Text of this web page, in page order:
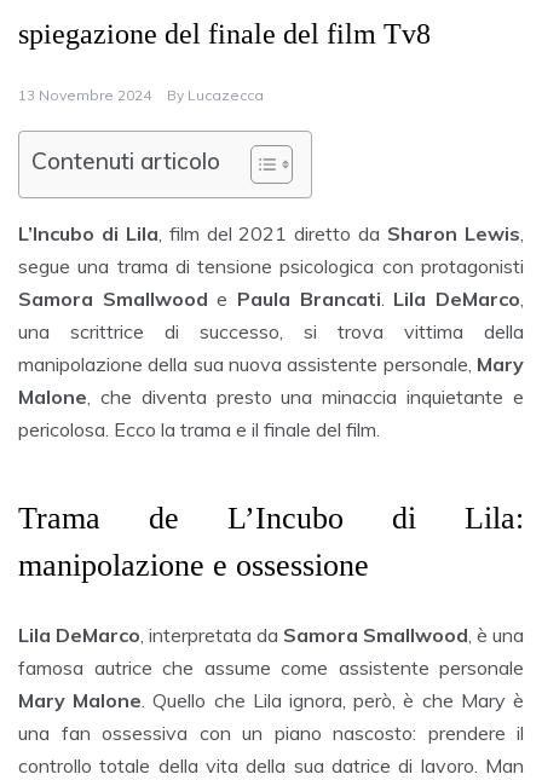
spiegazione del finale del film Tv8
13 Novembre 2024 By Lucazecca
Contenuti articolo
L’Incubo di Lila, film del 2021 diretto da Sharon Lewis,
segue una trama di tensione psicologica con protagonisti
Samora Smallwood e Paula Brancati. Lila DeMarco,
una scrittrice di successo, si trova vittima della
manipolazione della sua nuova assistente personale, Mary
Malone, che diventa presto una minaccia inquietante e
pericolosa. Ecco la trama e il finale del film.
Trama de L’Incubo di Lila:
manipolazione e ossessione
Lila DeMarco, interpretata da Samora Smallwood, è una
famosa autrice che assume come assistente personale
Mary Malone. Quello che Lila ignora, però, è che Mary è
una fan ossessiva con un piano nascosto: prendere il
controllo totale della vita della sua datrice di lavoro. Man